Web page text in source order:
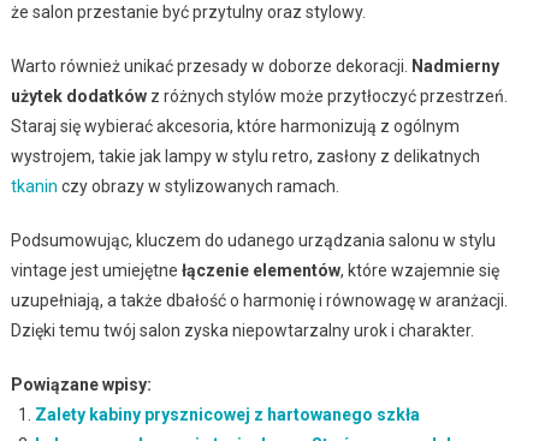
że salon przestanie być przytulny oraz stylowy.
Warto również unikać przesady w doborze dekoracji.
Nadmierny
użytek dodatkówz różnych stylów może przytłoczyć przestrzeń.
Staraj się wybierać akcesoria, które harmonizują z ogólnym
wystrojem, takie jak lampy w stylu retro, zasłony z delikatnych
tkanin czy obrazy w stylizowanych ramach.
Podsumowując, kluczem do udanego urządzania salonu w stylu
vintage jest umiejętne łączenie elementów, które wzajemnie się
uzupełniają, a także dbałość o harmonię i równowagę w aranżacji.
Dzięki temu twój salon zyska niepowtarzalny urok i charakter.
Powiązane wpisy:
Zalety kabiny prysznicowej z hartowanego szkła